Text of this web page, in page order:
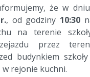
że w
, od godziny 10:30
na terenie
przez
budynkiem
rejonie kuchni.